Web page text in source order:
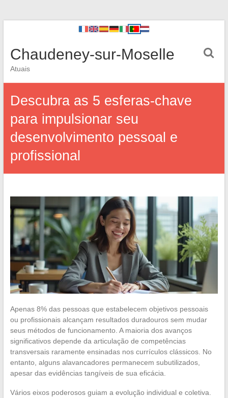
Chaudeney-sur-Moselle
Atuais
Descubra as 5 esferas-chave
para impulsionar seu
desenvolvimento pessoal e
profissional
Apenas 8% das pessoas que estabelecem objetivos pessoais
ou profissionais alcançam resultados duradouros sem mudar
seus métodos de funcionamento. A maioria dos avanços
significativos depende da articulação de competências
transversais raramente ensinadas nos currículos clássicos. No
entanto, alguns alavancadores permanecem subutilizados,
apesar das evidências tangíveis de sua eficácia.
Vários eixos poderosos guiam a evolução individual e coletiva.